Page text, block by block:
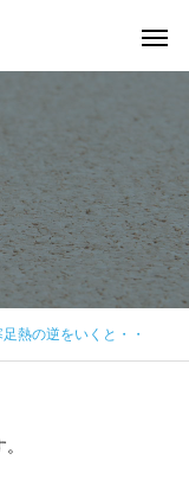
熱の逆をいくと・・